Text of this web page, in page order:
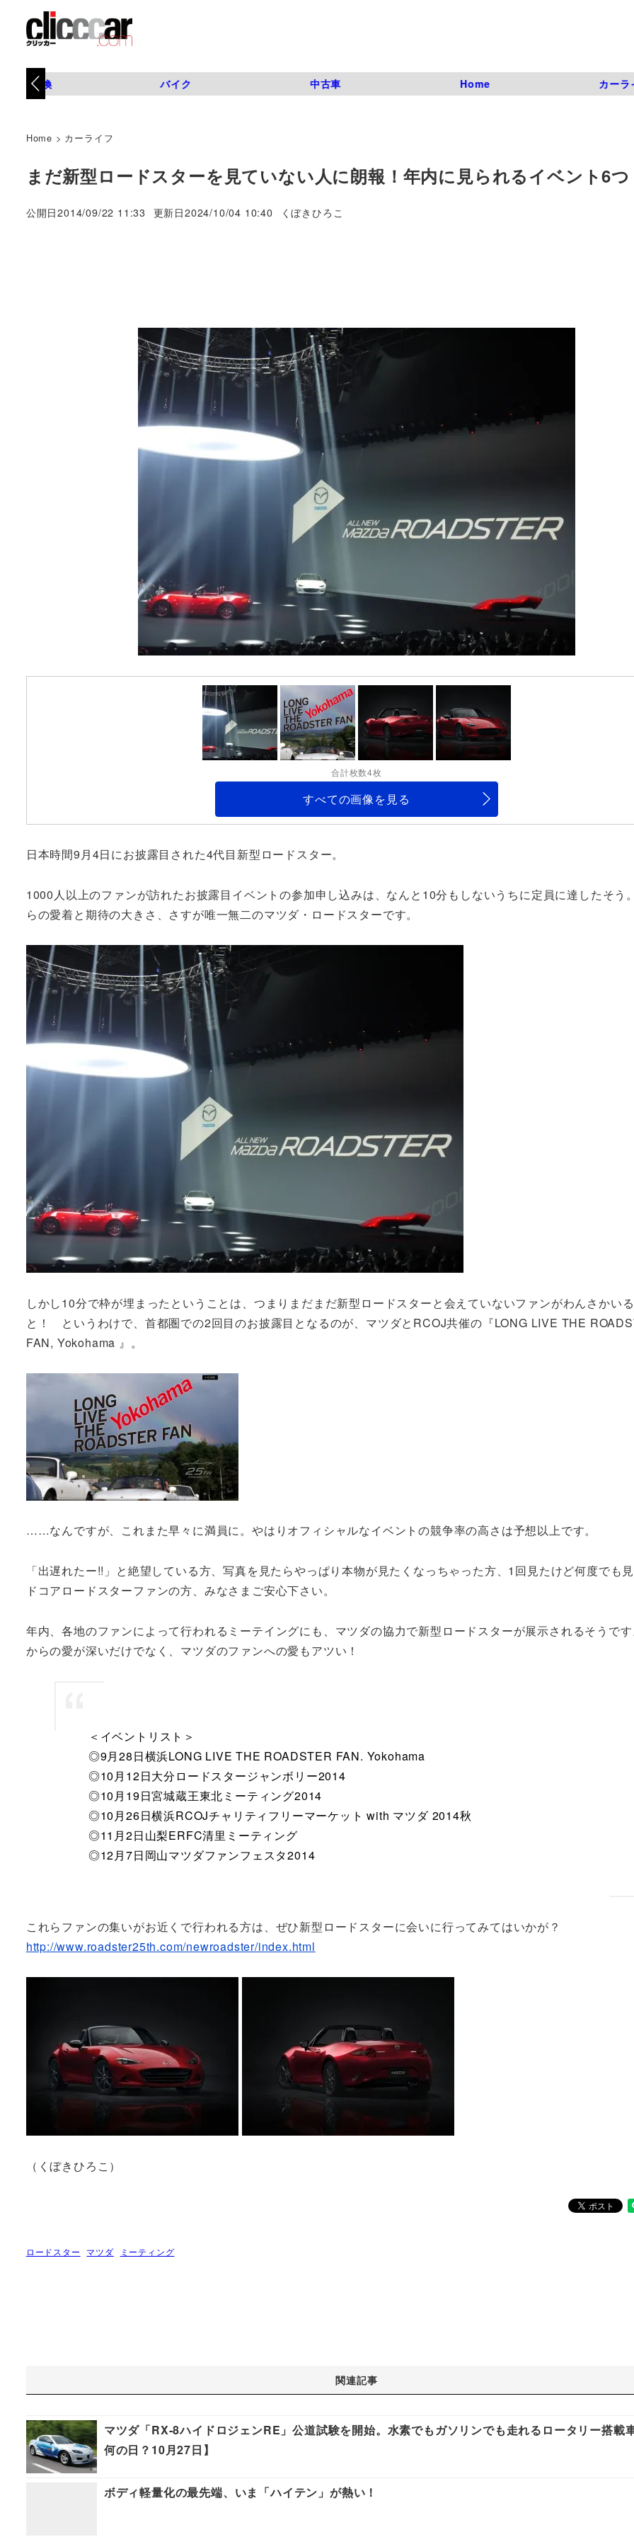
タイヤ交換 バイク 中古車 Home カーラ
Home > カーライフ
まだ新型ロードスターを見ていない人に朗報！年内に見られるイベント6つ
公開日2014/09/22 11:33 更新日2024/10/04 10:40
著
くぼきひろこ
合計枚数4枚
すべての画像を見る
日本時間9月4日にお披露目された4代目新型ロードスター。
1000人以上のファンが訪れたお披露目イベントの参加申し込みは、なんと10分もしないうちに定員に達したそう
らの愛着と期待の大きさ、さすが唯一無二のマツダ・ロードスターです。
しかし10分で枠が埋まったということは、つまりまだまだ新型ロードスターと会えていないファンがわんさかい
と！ というわけで、首都圏での2回目のお披露目となるのが、マツダとRCOJ共催の『LONG LIVE THE
FAN, Yokohama 』。
……なんですが、これまた早々に満員に。やはりオフィシャルなイベントの競争率の高さは予想以上です。
「出遅れたー!!」と絶望している方、写真を見たらやっぱり本物が見たくなっちゃった方、1回見たけど何度でも
ドコアロードスターファンの方、みなさまご安心下さい。
年内、各地のファンによって行われるミーテイングにも、マツダの協力で新型ロードスターが展示されるそうで
からの愛が深いだけでなく、マツダのファンへの愛もアツい！
＜イベントリスト＞
◎9月28日横浜LONG LIVE THE ROADSTER FAN. Yokohama
◎10月12日大分ロードスタージャンボリー2014
◎10月19日宮城蔵王東北ミーティング2014
◎10月26日横浜RCOJチャリティフリーマーケット with マツダ 2014秋
◎11月2日山梨ERFC清里ミーティング
◎12月7日岡山マツダファンフェスタ2014
これらファンの集いがお近くで行われる方は、ぜひ新型ロードスターに会いに行ってみてはいかが？
http://www.roadster25th.com/newroadster/index.html
（くぼきひろこ）
ロードスター マツダ ミーティング
関連記事
マツダ「RX-8ハイドロジェンRE」公道試験を開始。水素でもガソリンでも走れるロータリー搭載
何の日？10月27日】
ボディ軽量化の最先端、いま「ハイテン」が熱い！